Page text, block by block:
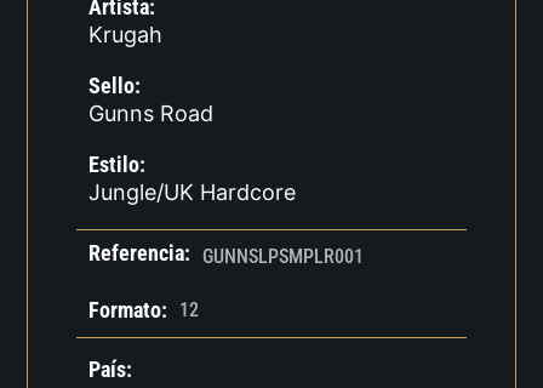
Artista:
Krugah
Sello:
Gunns Road
Estilo:
Jungle/UK Hardcore
Referencia: GUNNSLPSMPLR001
Formato: 12
País: